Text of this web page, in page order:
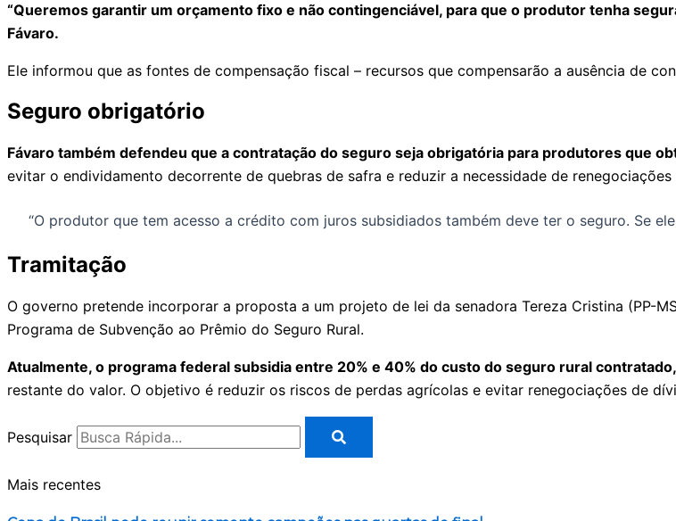
“Queremos garantir um orçamento fixo e não contingenciável, para que o produtor tenha
Fávaro.
Ele informou que as fontes de compensação fiscal – recursos que compensarão a ausência de
Seguro obrigatório
Fávaro também defendeu que a contratação do seguro seja obrigatória para produtores que
evitar o endividamento decorrente de quebras de safra e reduzir a necessidade de
“O produtor que tem acesso a crédito com juros subsidiados também deve ter o seguro. Se
Tramitação
O governo pretende incorporar a proposta a um projeto de lei da senadora Tereza Cristina (PP-
Programa de Subvenção ao Prêmio do Seguro Rural.
Atualmente, o programa federal subsidia entre 20% e 40% do custo do seguro rural
restante do valor. O objetivo é reduzir os riscos de perdas agrícolas e evitar renegociações de
Pesquisar
Mais recentes